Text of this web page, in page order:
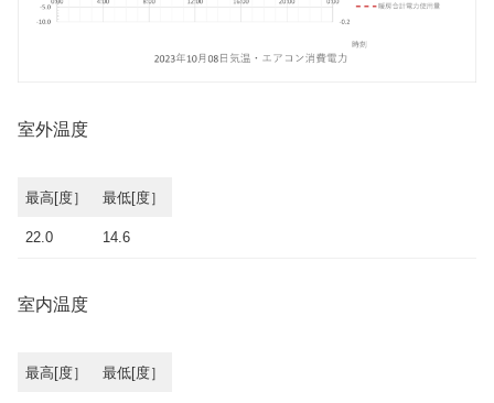
室外温度
最高[度］ 最低[度］
22.0 14.6
室内温度
最高[度］ 最低[度］